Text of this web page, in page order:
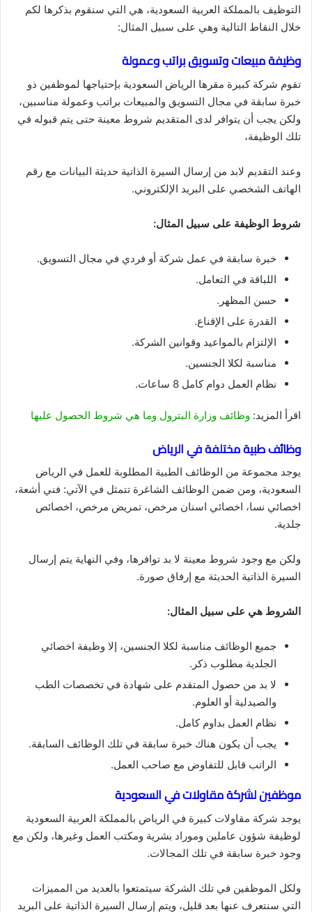
التوظيف بالمملكة العربية السعودية، هي التي سنقوم بذكرها لكم
خلال النقاط التالية وهي على سبيل المثال:
وظيفة مبيعات وتسويق براتب وعمولة
تقوم شركة كبيرة مقرها الرياض السعودية بإحتياجها لموظفين ذو
خبرة سابقة في مجال التسويق والمبيعات براتب وعمولة مناسبين،
ولكن يجب أن يتوافر لدى المتقديم شروط معينة حتى يتم قبوله في
تلك الوظيفة،
وعند التقديم لابد من إرسال السيرة الذاتية حديثة البيانات مع رقم
الهاتف الشخصي على البريد الإلكتروني.
شروط الوظيفة على سبيل المثال:
خبرة سابقة في عمل شركة أو فردي في مجال التسويق.
اللباقة في التعامل.
حسن المظهر.
القدرة على الإقناع.
الإلتزام بالمواعيد وقوانين الشركة.
مناسبة لكلا الجنسين.
نظام العمل دوام كامل 8 ساعات.
اقرأ المزيد: وظائف وزارة البترول وما هي شروط الحصول عليها
وظائف طبية مختلفة في الرياض
يوجد مجموعة من الوظائف الطبية المطلوبة للعمل في الرياض
السعودية، ومن ضمن الوظائف الشاغرة تتمثل في الآتي: فني أشعة،
اخصائي نسا، اخصائي اسنان مرخص، تمريض مرخص، اخصائص
جلدية.
ولكن مع وجود شروط معينة لا بد توافرها، وفي النهاية يتم إرسال
السيرة الذاتية الحديثة مع إرفاق صورة.
الشروط هي على سبيل المثال:
جميع الوظائف مناسبة لكلا الجنسين، إلا وظيفة اخصائي
الجلدية مطلوب ذكر.
لا بد من حصول المتقدم على شهادة في تخصصات الطب
والصيدلية أو العلوم.
نظام العمل بداوم كامل.
يجب أن يكون هناك خبرة سابقة في تلك الوظائف السابقة.
الراتب قابل للتفاوض مع صاحب العمل.
موظفين لشركة مقاولات في السعودية
يوجد شركة مقاولات كبيرة في الرياض بالمملكة العربية السعودية
لوظيفة شؤون عاملين وموراد بشرية ومكتب العمل وغيرها، ولكن مع
وجود خبرة سابقة في تلك المجالات.
ولكل الموظفين في تلك الشركة سيتمتعوا بالعديد من المميزات
التي سنتعرف عنها بعد قليل، ويتم إرسال السيرة الذاتية على البريد